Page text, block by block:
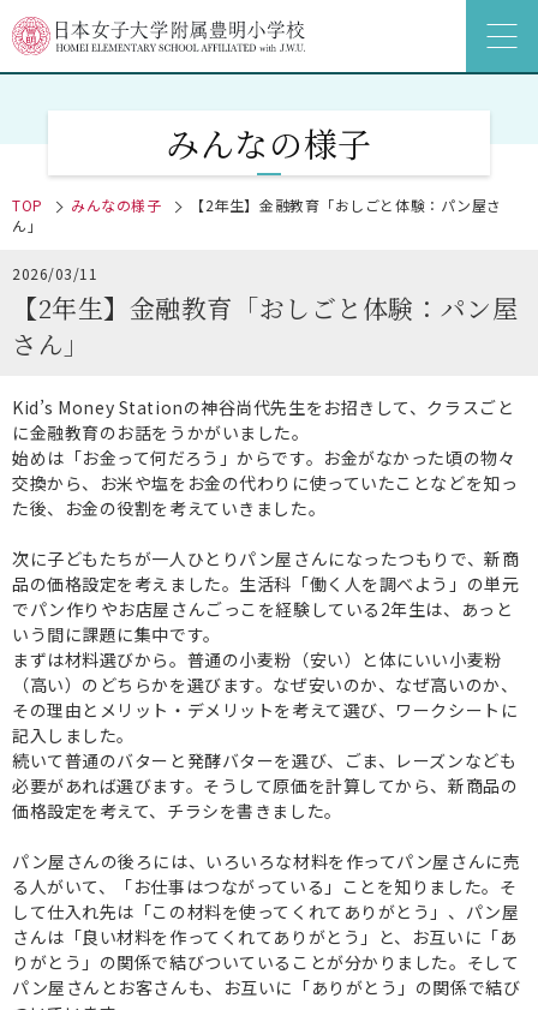
みんなの様子
TOP みんなの様子
【2年生】金融教育「おしごと体験：パン屋さ
ん」
2026/03/11
【2年生】金融教育「おしごと体験：パン屋
さん」
Kid’s Money Stationの神谷尚代先生をお招きして、クラスごと
に金融教育のお話をうかがいました。
始めは「お金って何だろう」からです。お金がなかった頃の物々
交換から、お米や塩をお金の代わりに使っていたことなどを知っ
た後、お金の役割を考えていきました。
次に子どもたちが一人ひとりパン屋さんになったつもりで、新商
品の価格設定を考えました。生活科「働く人を調べよう」の単元
でパン作りやお店屋さんごっこを経験している2年生は、あっと
いう間に課題に集中です。
まずは材料選びから。普通の小麦粉（安い）と体にいい小麦粉
（高い）のどちらかを選びます。なぜ安いのか、なぜ高いのか、
その理由とメリット・デメリットを考えて選び、ワークシートに
記入しました。
続いて普通のバターと発酵バターを選び、ごま、レーズンなども
必要があれば選びます。そうして原価を計算してから、新商品の
価格設定を考えて、チラシを書きました。
パン屋さんの後ろには、いろいろな材料を作ってパン屋さんに売
る人がいて、「お仕事はつながっている」ことを知りました。そ
して仕入れ先は「この材料を使ってくれてありがとう」、パン屋
さんは「良い材料を作ってくれてありがとう」と、お互いに「あ
りがとう」の関係で結びついていることが分かりました。そして
パン屋さんとお客さんも、お互いに「ありがとう」の関係で結び